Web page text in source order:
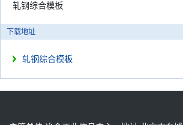
轧钢综合模板
下载地址
轧钢综合模板